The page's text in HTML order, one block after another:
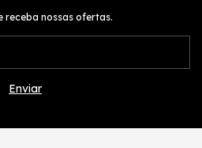
receba nossas ofertas.